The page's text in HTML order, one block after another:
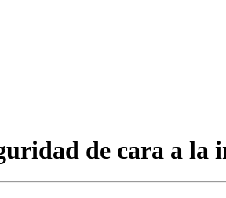
de cara a